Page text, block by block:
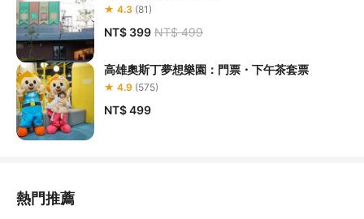
★ 4.3 (81)
NT$ 399 NT$ 499
高雄奧斯丁夢想樂園：門票・下午茶套票
★ 4.9 (575)
NT$ 499
熱門推薦